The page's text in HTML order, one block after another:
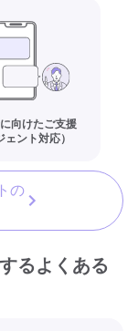
向けたご支援
ェント対応）
の
るよくある